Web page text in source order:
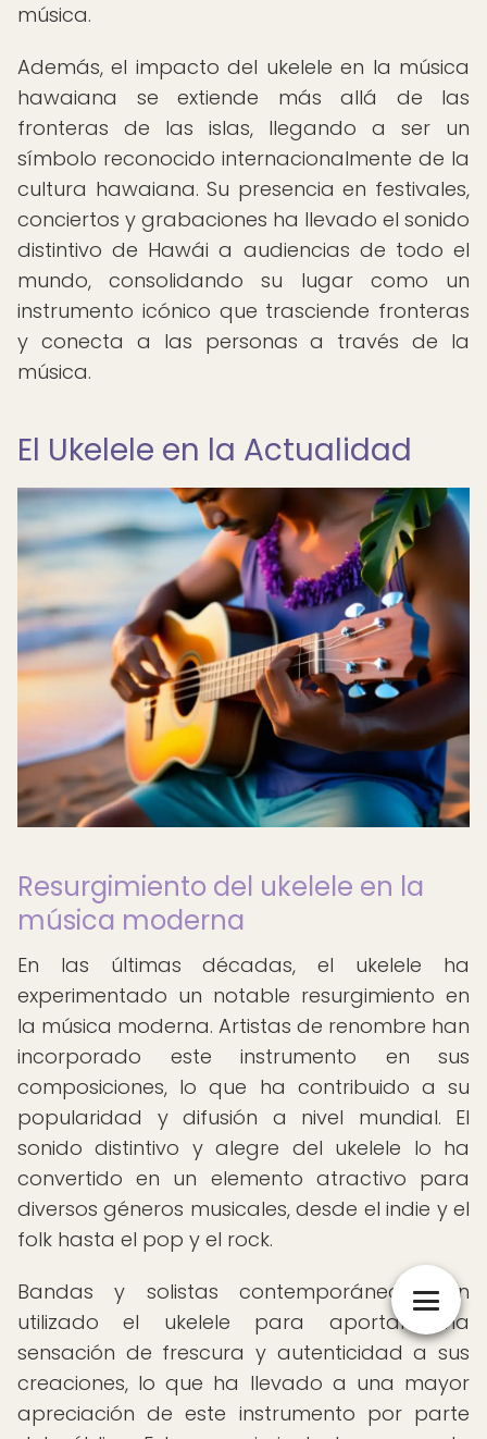
música.
Además, el impacto del ukelele en la música
hawaiana se extiende más allá de las
fronteras de las islas, llegando a ser un
símbolo reconocido internacionalmente de la
cultura hawaiana. Su presencia en festivales,
conciertos y grabaciones ha llevado el sonido
distintivo de Hawái a audiencias de todo el
mundo, consolidando su lugar como un
instrumento icónico que trasciende fronteras
y conecta a las personas a través de la
música.
El Ukelele en la Actualidad
Resurgimiento del ukelele en la
música moderna
En las últimas décadas, el ukelele ha
experimentado un notable resurgimiento en
la música moderna. Artistas de renombre han
incorporado este instrumento en sus
composiciones, lo que ha contribuido a su
popularidad y difusión a nivel mundial. El
sonido distintivo y alegre del ukelele lo ha
convertido en un elemento atractivo para
diversos géneros musicales, desde el indie y el
folk hasta el pop y el rock.
Bandas y solistas contemporáneos han
utilizado el ukelele para aportar una
sensación de frescura y autenticidad a sus
creaciones, lo que ha llevado a una mayor
apreciación de este instrumento por parte